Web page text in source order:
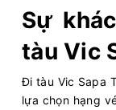
Sự
tàu
Đi tàu Vic Sapa
lựa chọn hạng